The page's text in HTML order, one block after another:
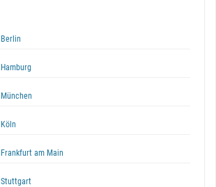
Berlin
Hamburg
München
Köln
Frankfurt am Main
Stuttgart